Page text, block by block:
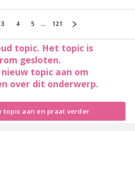
3 4 5 ... 121
topic. Het topic is
gesloten.
topic aan om
over dit onderwerp.
topic aan en praat verder